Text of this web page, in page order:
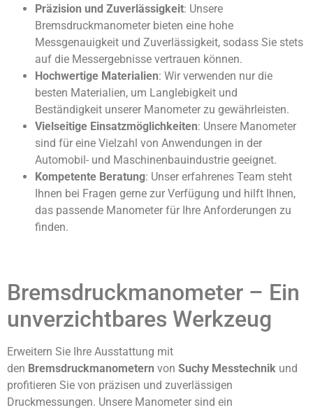
Präzision und Zuverlässigkeit: Unsere
Bremsdruckmanometer bieten eine hohe
Messgenauigkeit und Zuverlässigkeit, sodass Sie stets
auf die Messergebnisse vertrauen können.
Hochwertige Materialien: Wir verwenden nur die
besten Materialien, um Langlebigkeit und
Beständigkeit unserer Manometer zu gewährleisten.
Vielseitige Einsatzmöglichkeiten: Unsere Manometer
sind für eine Vielzahl von Anwendungen in der
Automobil- und Maschinenbauindustrie geeignet.
Kompetente Beratung: Unser erfahrenes Team steht
Ihnen bei Fragen gerne zur Verfügung und hilft Ihnen,
das passende Manometer für Ihre Anforderungen zu
finden.
Bremsdruckmanometer – Ein
unverzichtbares Werkzeug
Erweitern Sie Ihre Ausstattung mit
den Bremsdruckmanometern von Suchy Messtechnik und
profitieren Sie von präzisen und zuverlässigen
Druckmessungen. Unsere Manometer sind ein